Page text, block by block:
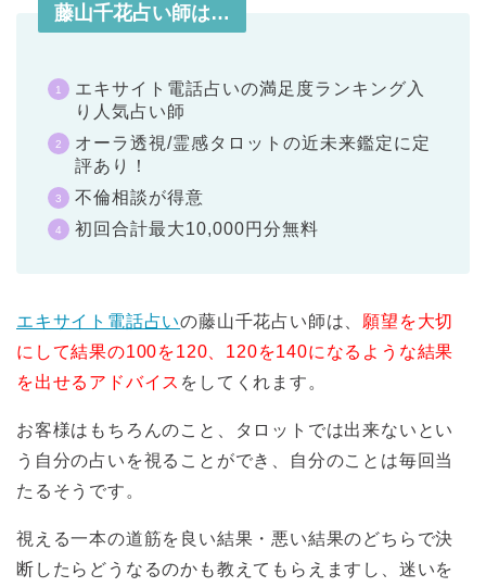
藤山千花占い師は…
エキサイト電話占いの満足度ランキング入
り人気占い師
オーラ透視/霊感タロットの近未来鑑定に定
評あり！
不倫相談が得意
初回合計最大10,000円分無料
エキサイト電話占いの藤山千花占い師は、 願望を大切
にして結果の100を120、120を140になるような結果
を出せるアドバイス をしてくれます。
お客様はもちろんのこと、タロットでは出来ないとい
う自分の占いを視ることができ、自分のことは毎回当
たるそうです。
視える一本の道筋を良い結果・悪い結果のどちらで決
断したらどうなるのかも教えてもらえますし、迷いを